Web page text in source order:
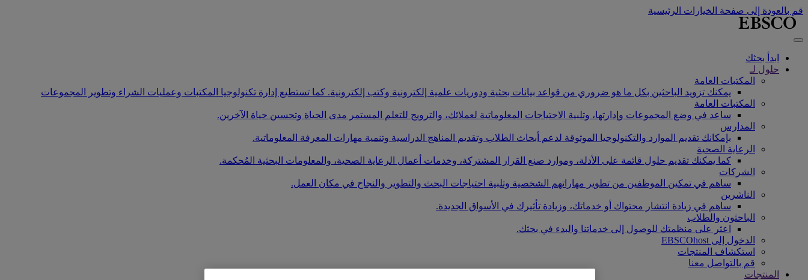
قم بالعودة إلى صفحة الخيارات الرئيسية
ابدأ بحثك
حلول لـ
المكتبات العامة
يمكنك تزويد الباحثين بكل ما هو ضروري من قواعد بيانات بحثية ودوريات علمية إلكترونية وكتب إلكترونية. كما تستطيع إدارة تكنولوجيا المكتبات وعمليات الشراء وتطوير المجموعات
المكتبات العامة
ساعد في وضع المجموعات وإدارتها، وتلبية الاحتياجات المعلوماتية لعملائك، والترويج للتعلم المستمر مدى الحياة وتحسين حياة الآخرين.
المدارس
بإمكانك تقديم الموارد والتكنولوجيا الموثوقة لدعم أبحاث الطلاب وتقديم المناهج الدراسية وتنمية مهارات المعرفة المعلوماتية.
الرعاية الصحية
كما يمكنك تقديم حلول قائمة على الأدلة، وموارد صنع القرار المشتركة، وخدمات أعمال الرعاية الصحية، والمعلومات البحثية المُحكمة.
الشركات
ساهم في تمكين الموظفين من تطوير مهاراتهم الشخصية وتلبية احتياجات البحث والتطوير والنجاح في مكان العمل.
الناشرين
ساهم في زيادة انتشار محتواك أو خدماتك، وزيادة تأثيرك في الأسواق الجديدة.
الباحثون والطلاب
اعثر على منظمتك للوصول إلى خدماتنا والبدء في بحثك.
الدخول إلى EBSCOhost
استكشاف المنتجات
قم بالتواصل معنا
المنتجات